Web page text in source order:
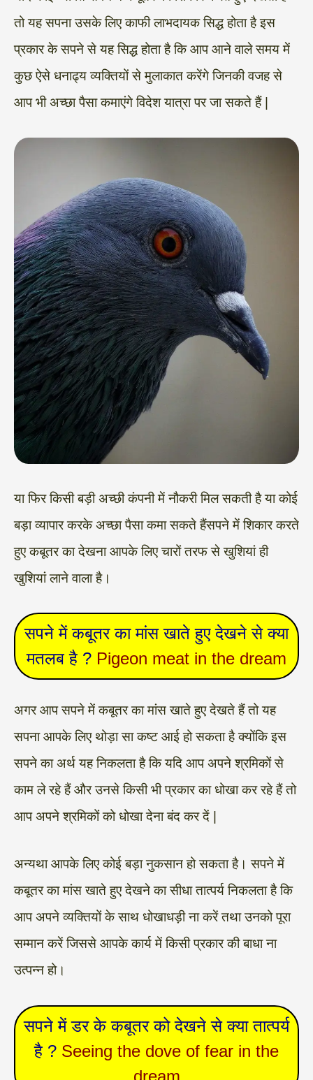
तो यह सपना उसके लिए काफी लाभदायक सिद्ध होता है इस
प्रकार के सपने से यह सिद्ध होता है कि आप आने वाले समय में
कुछ ऐसे धनाढ्य व्यक्तियों से मुलाकात करेंगे जिनकी वजह से
आप भी अच्छा पैसा कमाएंगे विदेश यात्रा पर जा सकते हैं |
या फिर किसी बड़ी अच्छी कंपनी में नौकरी मिल सकती है या कोई
बड़ा व्यापार करके अच्छा पैसा कमा सकते हैंसपने में शिकार करते
हुए कबूतर का देखना आपके लिए चारों तरफ से खुशियां ही
खुशियां लाने वाला है।
सपने में कबूतर का मांस खाते हुए देखने से क्या
मतलब है ? Pigeon meat in the dream
अगर आप सपने में कबूतर का मांस खाते हुए देखते हैं तो यह
सपना आपके लिए थोड़ा सा कष्ट आई हो सकता है क्योंकि इस
सपने का अर्थ यह निकलता है कि यदि आप अपने श्रमिकों से
काम ले रहे हैं और उनसे किसी भी प्रकार का धोखा कर रहे हैं तो
आप अपने श्रमिकों को धोखा देना बंद कर दें |
अन्यथा आपके लिए कोई बड़ा नुकसान हो सकता है। सपने में
कबूतर का मांस खाते हुए देखने का सीधा तात्पर्य निकलता है कि
आप अपने व्यक्तियों के साथ धोखाधड़ी ना करें तथा उनको पूरा
सम्मान करें जिससे आपके कार्य में किसी प्रकार की बाधा ना
उत्पन्न हो।
सपने में डर के कबूतर को देखने से क्या तात्पर्य
है ? Seeing the dove of fear in the
dream